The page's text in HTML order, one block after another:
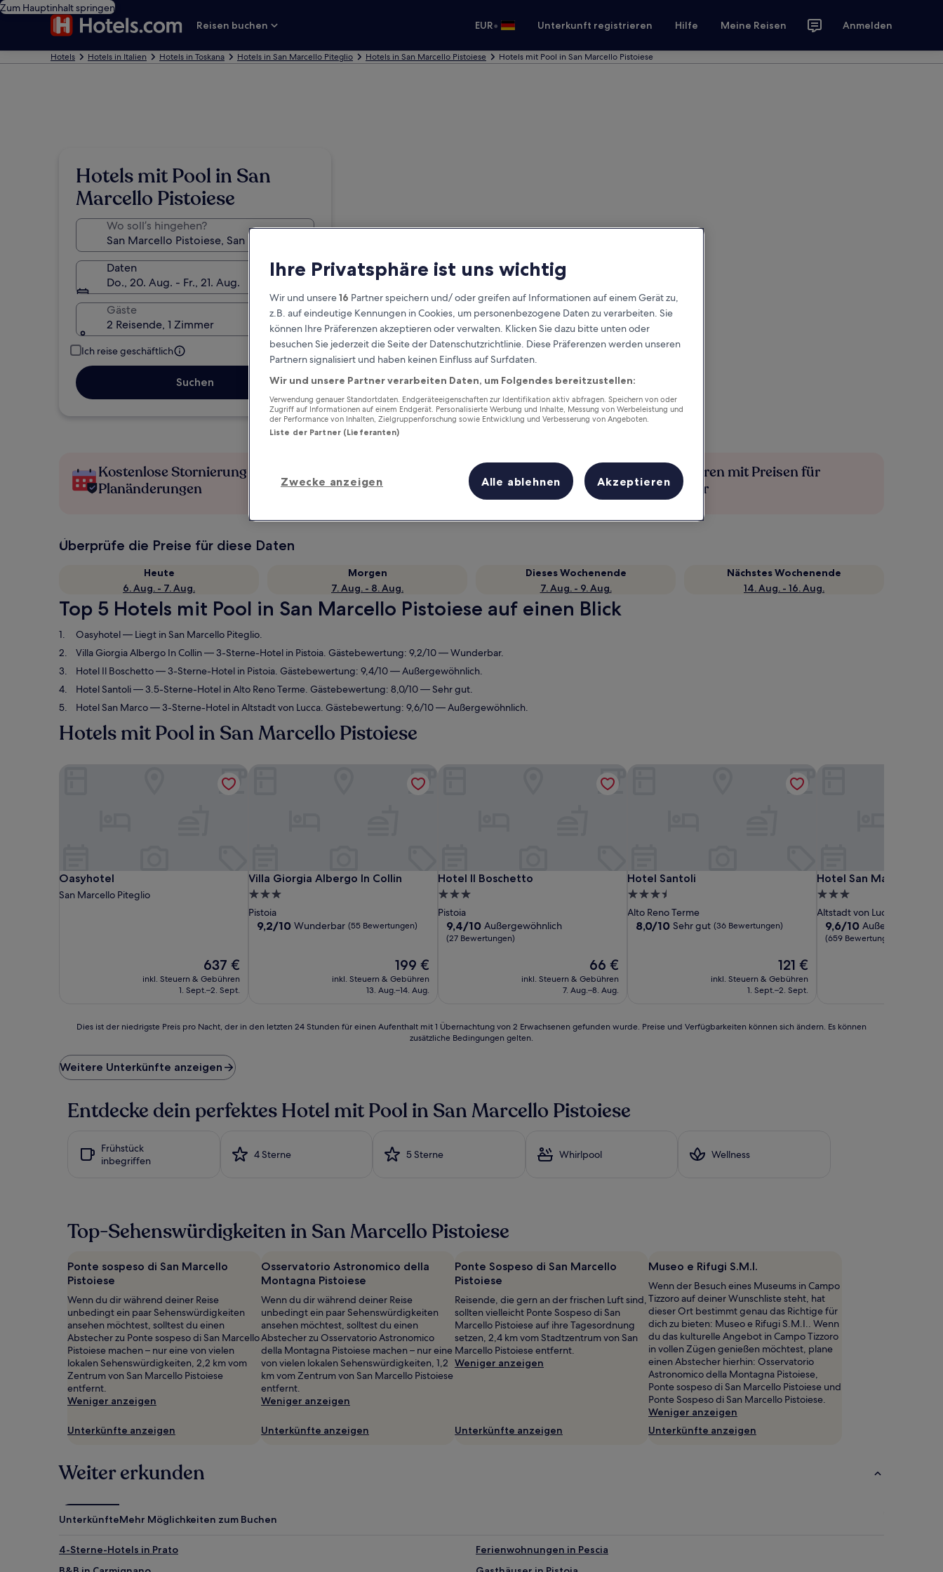
Zum Hauptinhalt springen
Reisen buchen
EUR• Unterkunft registrieren Hilfe Meine Reisen Anmelden
Hotels Hotels in Italien Hotels in Toskana Hotels in San Marcello Piteglio Hotels in San Marcello Pistoiese Hotels mit Pool in San Marcello Pistoiese
Hotels mit Pool in San
Marcello Pistoiese
Wo soll’s hingehen?
Daten
Do., 20. Aug. - Fr., 21. Aug.
Gäste
2 Reisende, 1 Zimmer
Ich reise geschäftlich
Suchen
Kostenlose Stornierung bei
Planänderungen
Verdiene Prämien für jede
wahrgenommene Übernachtung
Mehr sparen mit Preisen für
Mitglieder
Überprüfe die Preise für diese Daten
Heute
6. Aug. - 7. Aug.
Morgen
7. Aug. - 8. Aug.
Dieses Wochenende
7. Aug. - 9. Aug.
Nächstes Wochenende
14. Aug. - 16. Aug.
Top 5 Hotels mit Pool in San Marcello Pistoiese auf einen Blick
Oasyhotel— Liegt in San Marcello Piteglio.
Villa Giorgia Albergo In Collin— 3-Sterne-Hotel in Pistoia. Gästebewertung: 9,2/10 — Wunderbar.
Hotel Il Boschetto— 3-Sterne-Hotel in Pistoia. Gästebewertung: 9,4/10 — Außergewöhnlich.
Hotel Santoli— 3.5-Sterne-Hotel in Alto Reno Terme. Gästebewertung: 8,0/10 — Sehr gut.
Hotel San Marco— 3-Sterne-Hotel in Altstadt von Lucca. Gästebewertung: 9,6/10 — Außergewöhnlich.
Hotels mit Pool in San Marcello Pistoiese
Oasyhotel
Oasyhotel
San Marcello Piteglio
Der
Preis
beträgt
637 €
inkl. Steuern & Gebühren
1. Sept.–2. Sept.
Villa Giorgia Albergo In Collin
Villa Giorgia Albergo In Collin
3.0-
Sterne-
Unterkunft
Pistoia
9.2
9,2/10 Wunderbar (55 Bewertungen)
Der
Preis
beträgt
199 €
inkl. Steuern & Gebühren
13. Aug.–14. Aug.
Hotel Il Boschetto
Hotel Il Boschetto
3.0-
Sterne-
Unterkunft
Pistoia
9.4
von
9,4/10 Außergewöhnlich
(27 Bewertungen)
Der
Preis
beträgt
66 €
inkl. Steuern & Gebühren
7. Aug.–8. Aug.
Hotel Santoli
Hotel Santoli
3.5-
Sterne-
Unterkunft
Alto Reno Terme
8.0
8,0/10 Sehr gut (36 Bewertungen)
Der
Preis
beträgt
121 €
inkl. Steuern & Gebühren
1. Sept.–2. Sept.
Hotel San Marco
Hotel San Marco
3.0-
Sterne-
Unterkunft
Altstadt von Lucca
9.6
von
9,6/10 Außergewöhnlich
(659 Bewertungen)
der
niedrigste
Preis
Nacht,
der
letzten
24 Stunden
1 Übernachtung
von
gefunden
wurde.
und
Verfügbarkeiten
können
sich
ändern.
können
zusätzliche
Bedingungen
Dies ist der niedrigste Preis pro Nacht, der in den letzten 24 Stunden für einen Aufenthalt mit 1 Übernachtung von 2 Erwachsenen gefunden wurde. Preise und Verfügbarkeiten können sich ändern. Es können
zusätzliche Bedingungen gelten.
Weitere Unterkünfte anzeigen
Entdecke dein perfektes Hotel mit Pool in San Marcello Pistoiese
Frühstück
inbegriffen
4 Sterne 5 Sterne Whirlpool Wellness
Top-Sehenswürdigkeiten in San Marcello Pistoiese
Ponte sospeso di San Marcello
Pistoiese
Wenn du dir während deiner Reise
unbedingt ein paar Sehenswürdigkeiten
ansehen möchtest, solltest du einen
Abstecher zu Ponte sospeso di San Marcello
Pistoiese machen – nur eine von vielen
lokalen Sehenswürdigkeiten, 2,2 km vom
Zentrum von San Marcello Pistoiese
entfernt.
Weniger anzeigen
Unterkünfte anzeigen
Osservatorio Astronomico della
Montagna Pistoiese
Wenn du dir während deiner Reise
unbedingt ein paar Sehenswürdigkeiten
ansehen möchtest, solltest du einen
Abstecher zu Osservatorio Astronomico
della Montagna Pistoiese machen – nur eine
von vielen lokalen Sehenswürdigkeiten, 1,2
km vom Zentrum von San Marcello Pistoiese
entfernt.
Weniger anzeigen
Unterkünfte anzeigen
Ponte Sospeso di San Marcello
Pistoiese
Reisende, die gern an der frischen Luft sind,
sollten vielleicht Ponte Sospeso di San
Marcello Pistoiese auf ihre Tagesordnung
setzen, 2,4 km vom Stadtzentrum von San
Marcello Pistoiese entfernt.
Weniger anzeigen
Unterkünfte anzeigen
Museo e Rifugi S.M.I.
Wenn der Besuch eines Museums in Campo
Tizzoro auf deiner Wunschliste steht, hat
dieser Ort bestimmt genau das Richtige für
dich zu bieten: Museo e Rifugi S.M.I.. Wenn
du das kulturelle Angebot in Campo Tizzoro
in vollen Zügen genießen möchtest, plane
einen Abstecher hierhin: Osservatorio
Astronomico della Montagna Pistoiese,
Ponte sospeso di San Marcello Pistoiese und
Ponte Sospeso di San Marcello Pistoiese.
Weniger anzeigen
Unterkünfte anzeigen
Weiter erkunden
UnterkünfteMehr Möglichkeiten zum Buchen
4-Sterne-Hotels in Prato
Ferienwohnungen in Pescia
Ihre Privatsphäre ist uns wichtig
Wir und unsere16 Partner speichern und/ oder greifen auf Informationen auf einem Gerät zu,
z.B. auf eindeutige Kennungen in Cookies, um personenbezogene Daten zu verarbeiten. Sie
können Ihre Präferenzen akzeptieren oder verwalten. Klicken Sie dazu bitte unten oder
besuchen Sie jederzeit die Seite der Datenschutzrichtlinie. Diese Präferenzen werden unseren
Partnern signalisiert und haben keinen Einfluss auf Surfdaten.
Wir und unsere Partner verarbeiten Daten, um Folgendes bereitzustellen:
Verwendung genauer Standortdaten. Endgeräteeigenschaften zur Identifikation aktiv abfragen. Speichern von oder
Zugriff auf Informationen auf einem Endgerät. Personalisierte Werbung und Inhalte, Messung von Werbeleistung und
der Performance von Inhalten, Zielgruppenforschung sowie Entwicklung und Verbesserung von Angeboten.
Liste der Partner (Lieferanten)
Zwecke anzeigen Alle ablehnen Akzeptieren